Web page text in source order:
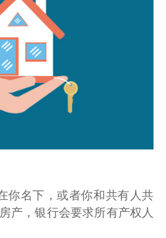
你名下，或者你和共有人共
产，银行会要求所有产权人